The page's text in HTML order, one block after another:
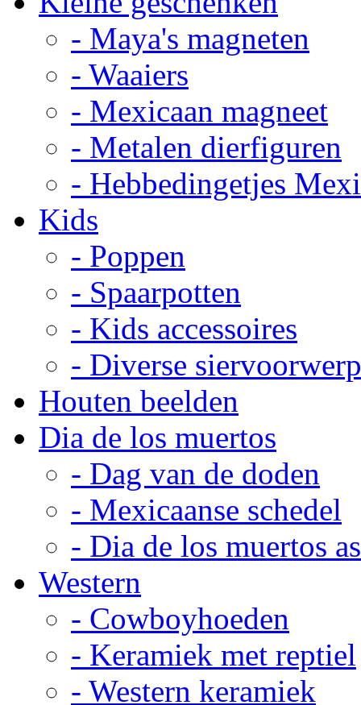
- Maya's magneten
- Waaiers
- Mexicaan magneet
- Metalen dierfiguren
- Hebbedingetjes
Kids
- Poppen
- Spaarpotten
- Kids accessoires
- Diverse
Houten beelden
Dia de los muertos
- Dag van de doden
- Mexicaanse schedel
- Dia de los muertos
Western
- Cowboyhoeden
- Keramiek met reptiel
- Western keramiek